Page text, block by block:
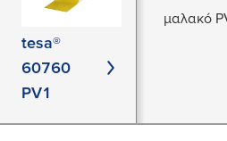
tesa®
60760
PV1
μαλακό